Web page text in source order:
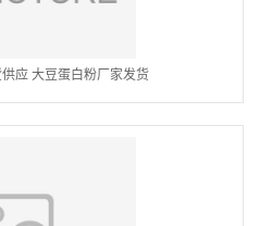
供应 大豆蛋白粉厂家发货